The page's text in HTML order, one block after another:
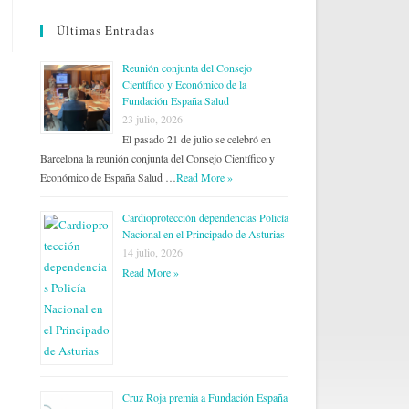
Últimas Entradas
Reunión conjunta del Consejo
Científico y Económico de la
Fundación España Salud
23 julio, 2026
El pasado 21 de julio se celebró en
Barcelona la reunión conjunta del Consejo Científico y
Económico de España Salud …Read More »
Cardioprotección dependencias Policía
Nacional en el Principado de Asturias
14 julio, 2026
Read More »
Cruz Roja premia a Fundación España